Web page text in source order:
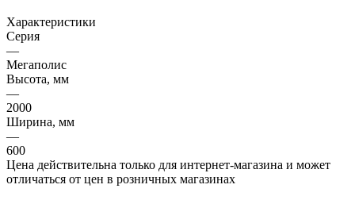
Характеристики
Серия
—
Мегаполис
Высота, мм
—
2000
Ширина, мм
—
600
Цена действительна только для интернет-магазина и может
отличаться от цен в розничных магазинах